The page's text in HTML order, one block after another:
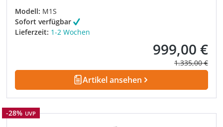
Modell: M1S
Sofort verfügbar
Lieferzeit: 1-2 Wochen
Verkaufspreis:
999,00 €
Regulärer
1.335,00 €
Artikel ansehen
Rabatt
-28% UVP